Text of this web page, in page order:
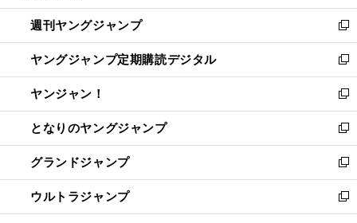
開
く
ウ
で
開
く
ン
ド
ウ
で
開
く
ウ
ィ
ン
ド
ウ
で
開
く
週刊ヤングジャンプ
新
し
い
ウ
ィ
ン
ド
ウ
で
開
く
ヤングジャンプ定期購読デジタル
新
し
い
ウ
ィ
ン
ド
ウ
で
開
ヤンジャン！
新
し
い
ウ
ィ
ン
ド
ウ
となりのヤングジャンプ
新
し
い
ウ
ィ
ン
グランドジャンプ
新
し
い
ウ
ウルトラジャンプ
新
し